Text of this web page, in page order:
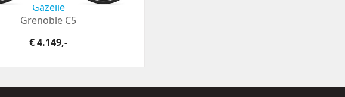
Gazelle
Grenoble C5
€ 4.149,-